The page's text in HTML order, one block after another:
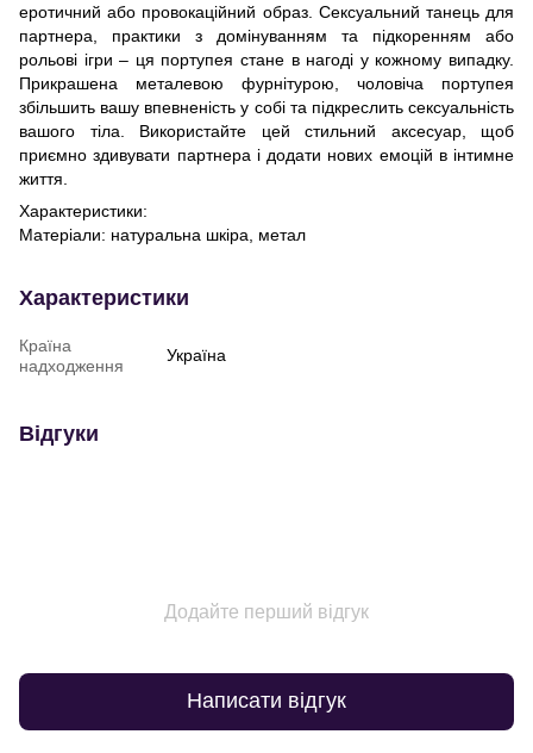
еротичний або провокаційний образ. Сексуальний танець для
партнера, практики з домінуванням та підкоренням або
рольові ігри – ця портупея стане в нагоді у кожному випадку.
Прикрашена металевою фурнітурою, чоловіча портупея
збільшить вашу впевненість у собі та підкреслить сексуальність
вашого тіла. Використайте цей стильний аксесуар, щоб
приємно здивувати партнера і додати нових емоцій в інтимне
життя.
Характеристики:
Матеріали: натуральна шкіра, метал
Характеристики
Країна
надходження
Україна
Відгуки
Додайте перший відгук
Написати відгук